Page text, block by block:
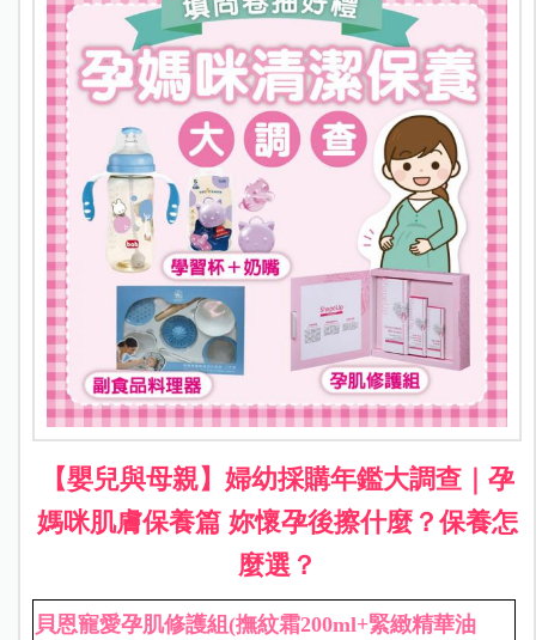
【嬰兒與母親】婦幼採購年鑑大調查｜孕
媽咪肌膚保養篇 妳懷孕後擦什麼？保養怎
麼選？
貝恩寵愛孕肌修護組(撫紋霜200ml+緊緻精華油